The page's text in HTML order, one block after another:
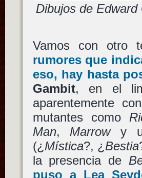
Dibujos de
Vamos con otro
rumores que
eso, hay hasta
Gambit, en el
aparentemente
mutantes como
Man, Marrowy
(¿ Mística?, ¿ Bestia
la presencia de
puso a Lea